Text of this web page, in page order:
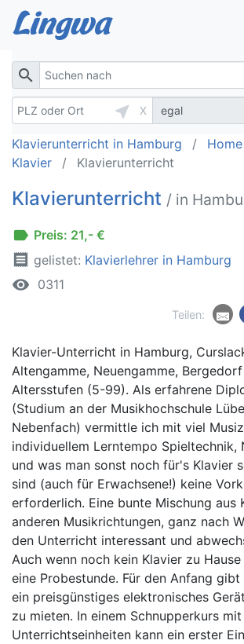
search
near_me
X
Klavierunterricht in Hamburg Home
Klavier
Klavierunterricht
Klavierunterricht / in
label Preis: 21,- €
receipt gelistet: Klavierlehrer in Hamburg
remove_red_eye 0311
Teilen:
Klavier-Unterricht in Hamburg,
Altengamme, Neuengamme,
Altersstufen (5-99). Als erfahrene
(Studium an der Musikhochschule
Nebenfach) vermittle ich mit viel
individuellem Lerntempo Spieltechnik,
und was man sonst noch für's Klavier
sind (auch für Erwachsene!) keine
erforderlich. Eine bunte Mischung aus
anderen Musikrichtungen, ganz nach
den Unterricht interessant und
Auch wenn noch kein Klavier zu
eine Probestunde. Für den Anfang
ein preisgünstiges elektronisches
zu mieten. In einem Schnupperkurs
Unterrichtseinheiten kann ein erster